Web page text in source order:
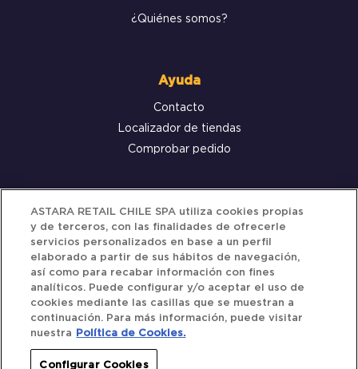
¿Quiénes somos?
Ayuda
Contacto
Localizador de tiendas
Comprobar pedido
Servicio al cliente
Términos y Condiciones
Política de privacidad
Siguenos
ASTARA RETAIL CHILE SPA utiliza cookies propias
y de terceros, con las finalidades de ofrecerle
servicios personalizados en base a un perfil
elaborado a partir de sus hábitos de navegación,
así como para recabar información con fines
analíticos. Puede configurar y/o aceptar el uso de
cookies mediante las casillas que se muestran a
continuación. Para más información, puede visitar
nuestra
Política de Cookies.
Configurar Cookies